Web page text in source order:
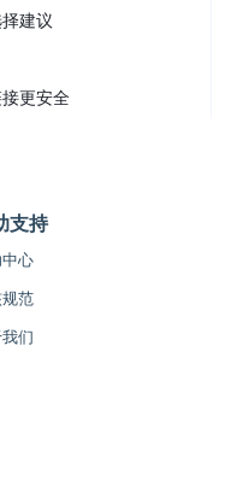
建议
更安全
支持
心
范
们